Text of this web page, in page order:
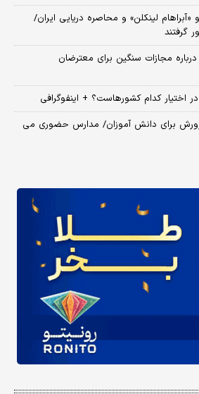
«آبراهام لینکلن» و محاصره دریایی ایران/
مجازات سنگین برای معترضان
اختیار کدام کشورهاست؟ + اینفوگرافی
برای دانش آموزان/ مدارس حضوری می